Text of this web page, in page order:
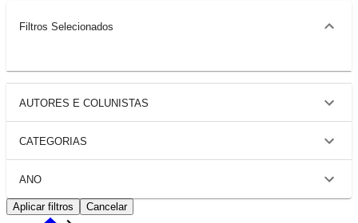
Filtros Selecionados
AUTORES E COLUNISTAS
CATEGORIAS
ANO
Aplicar filtros Cancelar